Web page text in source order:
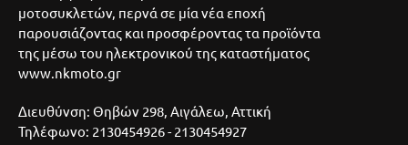
μοτοσυκλετών, περνά σε μία νέα εποχή
παρουσιάζοντας και προσφέροντας τα προϊόντα
της μέσω του ηλεκτρονικού της καταστήματος
www.nkmoto.gr
Διευθύνση: Θηβών 298, Αιγάλεω, Αττική
Τηλέφωνο: 2130454926 - 2130454927